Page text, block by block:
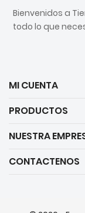
Bienvenidos a
todo lo que
MI CUENTA
PRODUCTOS
NUESTRA
CONTACTENOS